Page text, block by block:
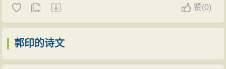
赞(0)
郭印的诗文